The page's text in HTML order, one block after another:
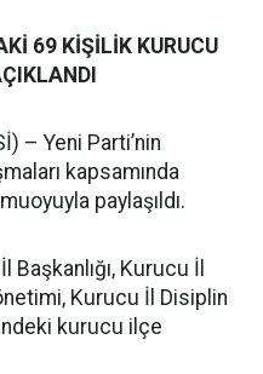
69 KİŞİLİK KURUCU
– Yeni Parti’nin
kapsamında
paylaşıldı.
Kurucu İl
Kurucu İl Disiplin
kurucu ilçe